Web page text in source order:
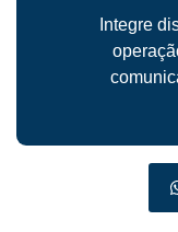
Integre